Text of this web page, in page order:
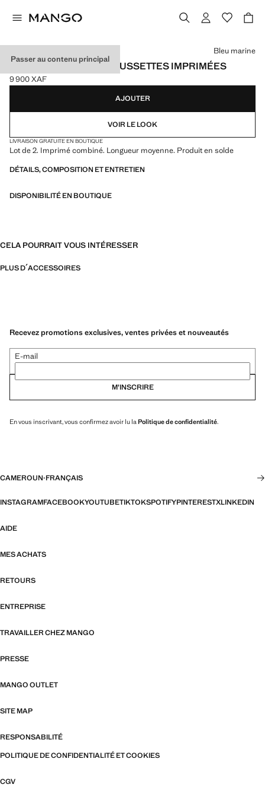
Passer au contenu principal
PACK 2 PAIRES DE CHAUSSETTES IMPRIMÉES
Prix actuel [9 900 XAF ]
9 900 XAF
Choisissez une couleur
Bleu marine
AJOUTER
VOIR LE LOOK
LIVRAISON GRATUITE EN BOUTIQUE
Lot de 2. Imprimé combiné. Longueur moyenne. Produit en solde
DÉTAILS, COMPOSITION ET ENTRETIEN
DISPONIBILITÉ EN BOUTIQUE
CELA POURRAIT VOUS INTÉRESSER
PLUS D´ACCESSOIRES
Recevez promotions exclusives, ventes privées et nouveautés
E-mail
M’INSCRIRE
En vous inscrivant, vous confirmez avoir lu la Politique de confidentialité.
CAMEROUN·FRANÇAIS
INSTAGRAMFACEBOOKYOUTUBETIKTOKSPOTIFYPINTERESTXLINKEDIN
AIDE
MES ACHATS
RETOURS
ENTREPRISE
TRAVAILLER CHEZ MANGO
PRESSE
MANGO OUTLET
SITE MAP
RESPONSABILITÉ
POLITIQUE DE CONFIDENTIALITÉ ET COOKIES
CGV